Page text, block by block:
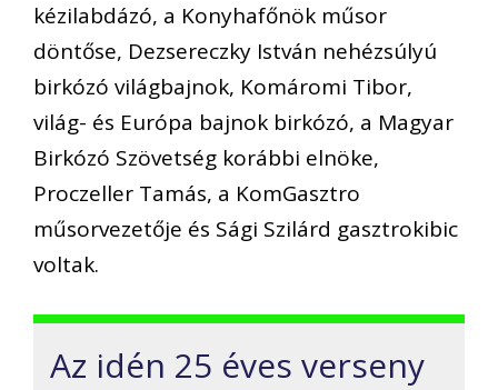
kézilabdázó, a Konyhafőnök műsor
döntőse, Dezsereczky István nehézsúlyú
birkózó világbajnok, Komáromi Tibor,
világ- és Európa bajnok birkózó, a Magyar
Birkózó Szövetség korábbi elnöke,
Proczeller Tamás, a KomGasztro
műsorvezetője és Sági Szilárd gasztrokibic
voltak.
Az idén 25 éves verseny